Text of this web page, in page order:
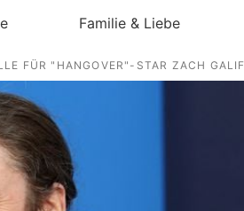
Familie & Liebe
FÜR "HANGOVER"-STAR ZACH